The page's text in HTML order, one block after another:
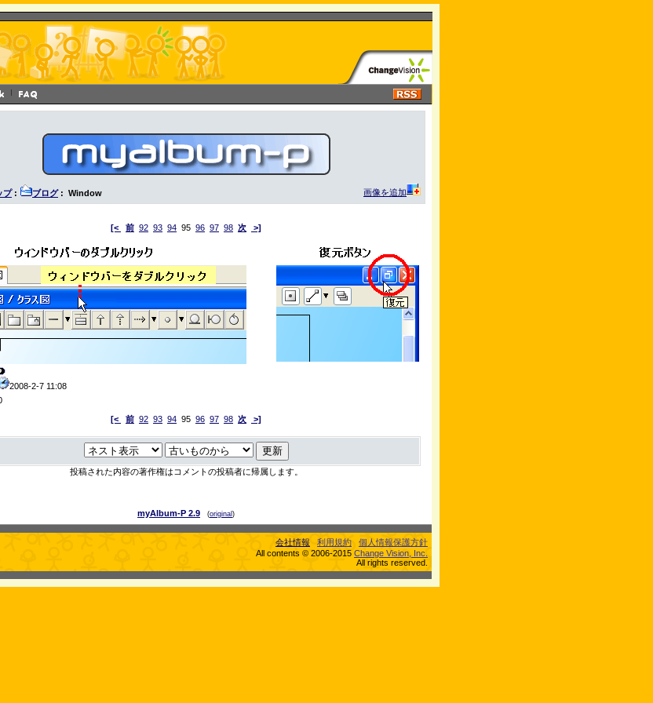
プ: ブログ: Window 画像を追加
[< 前 92 93 94 95 96 97 98 次 >]
2008-2-7 11:08
[<
前 92 93 94 95 96 97 98 次 >]
投稿された内容の著作権はコメントの投稿者に帰属します。
myAlbum-P 2.9 (original )
会社情報 利用規約
個人情報保護方針
All contents © 2006-2015 Change Vision, Inc.
All rights reserved.